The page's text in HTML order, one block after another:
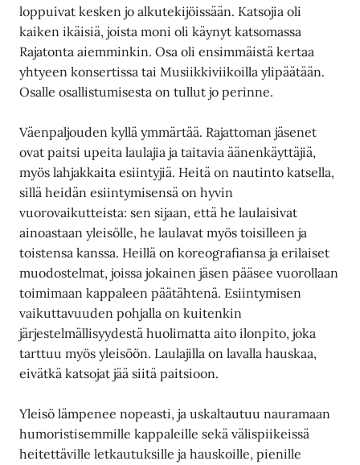
loppuivat kesken jo alkutekijöissään. Katsojia oli
kaiken ikäisiä, joista moni oli käynyt katsomassa
Rajatonta aiemminkin. Osa oli ensimmäistä kertaa
yhtyeen konsertissa tai Musiikkiviikoilla ylipäätään.
Osalle osallistumisesta on tullut jo perinne.
Väenpaljouden kyllä ymmärtää. Rajattoman jäsenet
ovat paitsi upeita laulajia ja taitavia äänenkäyttäjiä,
myös lahjakkaita esiintyjiä. Heitä on nautinto katsella,
sillä heidän esiintymisensä on hyvin
vuorovaikutteista: sen sijaan, että he laulaisivat
ainoastaan yleisölle, he laulavat myös toisilleen ja
toistensa kanssa. Heillä on koreografiansa ja erilaiset
muodostelmat, joissa jokainen jäsen pääsee vuorollaan
toimimaan kappaleen päätähtenä. Esiintymisen
vaikuttavuuden pohjalla on kuitenkin
järjestelmällisyydestä huolimatta aito ilonpito, joka
tarttuu myös yleisöön. Laulajilla on lavalla hauskaa,
eivätkä katsojat jää siitä paitsioon.
Yleisö lämpenee nopeasti, ja uskaltautuu nauramaan
humoristisemmille kappaleille sekä välispiikeissä
heitettäville letkautuksille ja hauskoille, pienille